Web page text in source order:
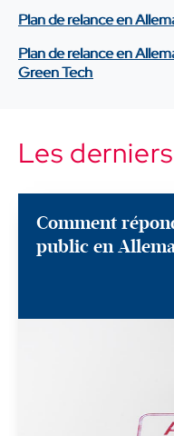
Plan de relance en
Plan de relance en
Green Tech
Les
Comment
public en